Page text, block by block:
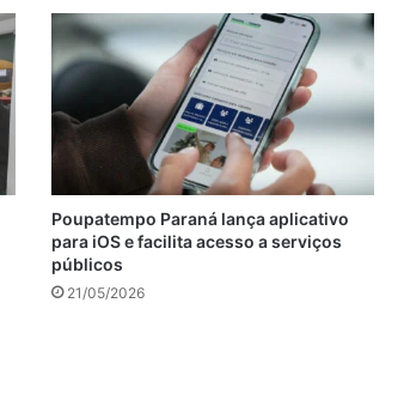
Poupatempo Paraná lança aplicativo
para iOS e facilita acesso a serviços
públicos
21/05/2026